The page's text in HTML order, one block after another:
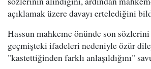
açıklamak üzere davayı ertelediğini
Hassun mahkeme önünde son
geçmişteki ifadeleri nedeniyle özür
"kastettiğinden farklı anlaşıldığını"